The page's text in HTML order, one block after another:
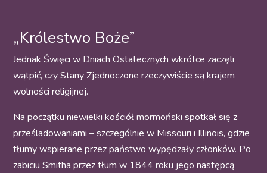
„Królestwo Boże”
Jednak Święci w Dniach Ostatecznych wkrótce zaczęli
wątpić, czy Stany Zjednoczone rzeczywiście są krajem
wolności religijnej.
Na początku niewielki kościół mormoński spotkał się z
prześladowaniami – szczególnie w Missouri i Illinois, gdzie
tłumy wspierane przez państwo wypędzały członków. Po
zabiciu Smitha przez tłum w 1844 roku jego następcą